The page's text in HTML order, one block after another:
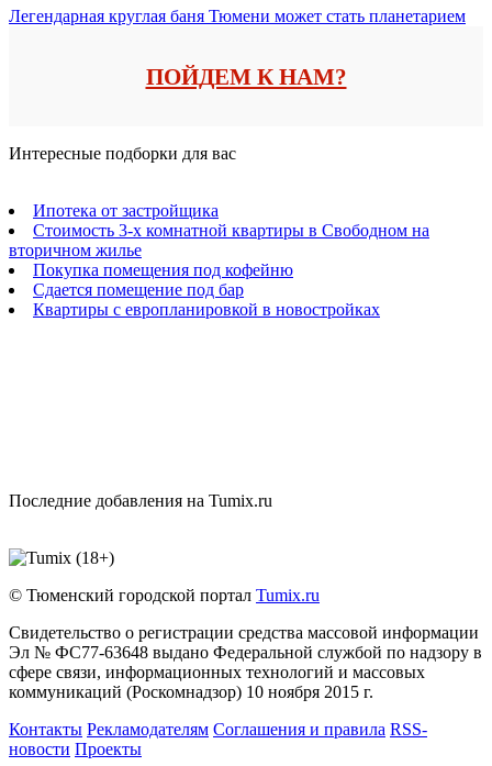
Легендарная круглая баня Тюмени может стать планетарием
ПОЙДЕМ К НАМ?
Интересные подборки для вас
Ипотека от застройщика
Стоимость 3-х комнатной квартиры в Свободном на
вторичном жилье
Покупка помещения под кофейню
Сдается помещение под бар
Квартиры с европланировкой в новостройках
Последние добавления на Tumix.ru
© Тюменский городской портал Tumix.ru
Свидетельство о регистрации средства массовой информации
Эл № ФС77-63648 выдано Федеральной службой по надзору в
сфере связи, информационных технологий и массовых
коммуникаций (Роскомнадзор) 10 ноября 2015 г.
Контакты Рекламодателям Соглашения и правила RSS-
новости Проекты